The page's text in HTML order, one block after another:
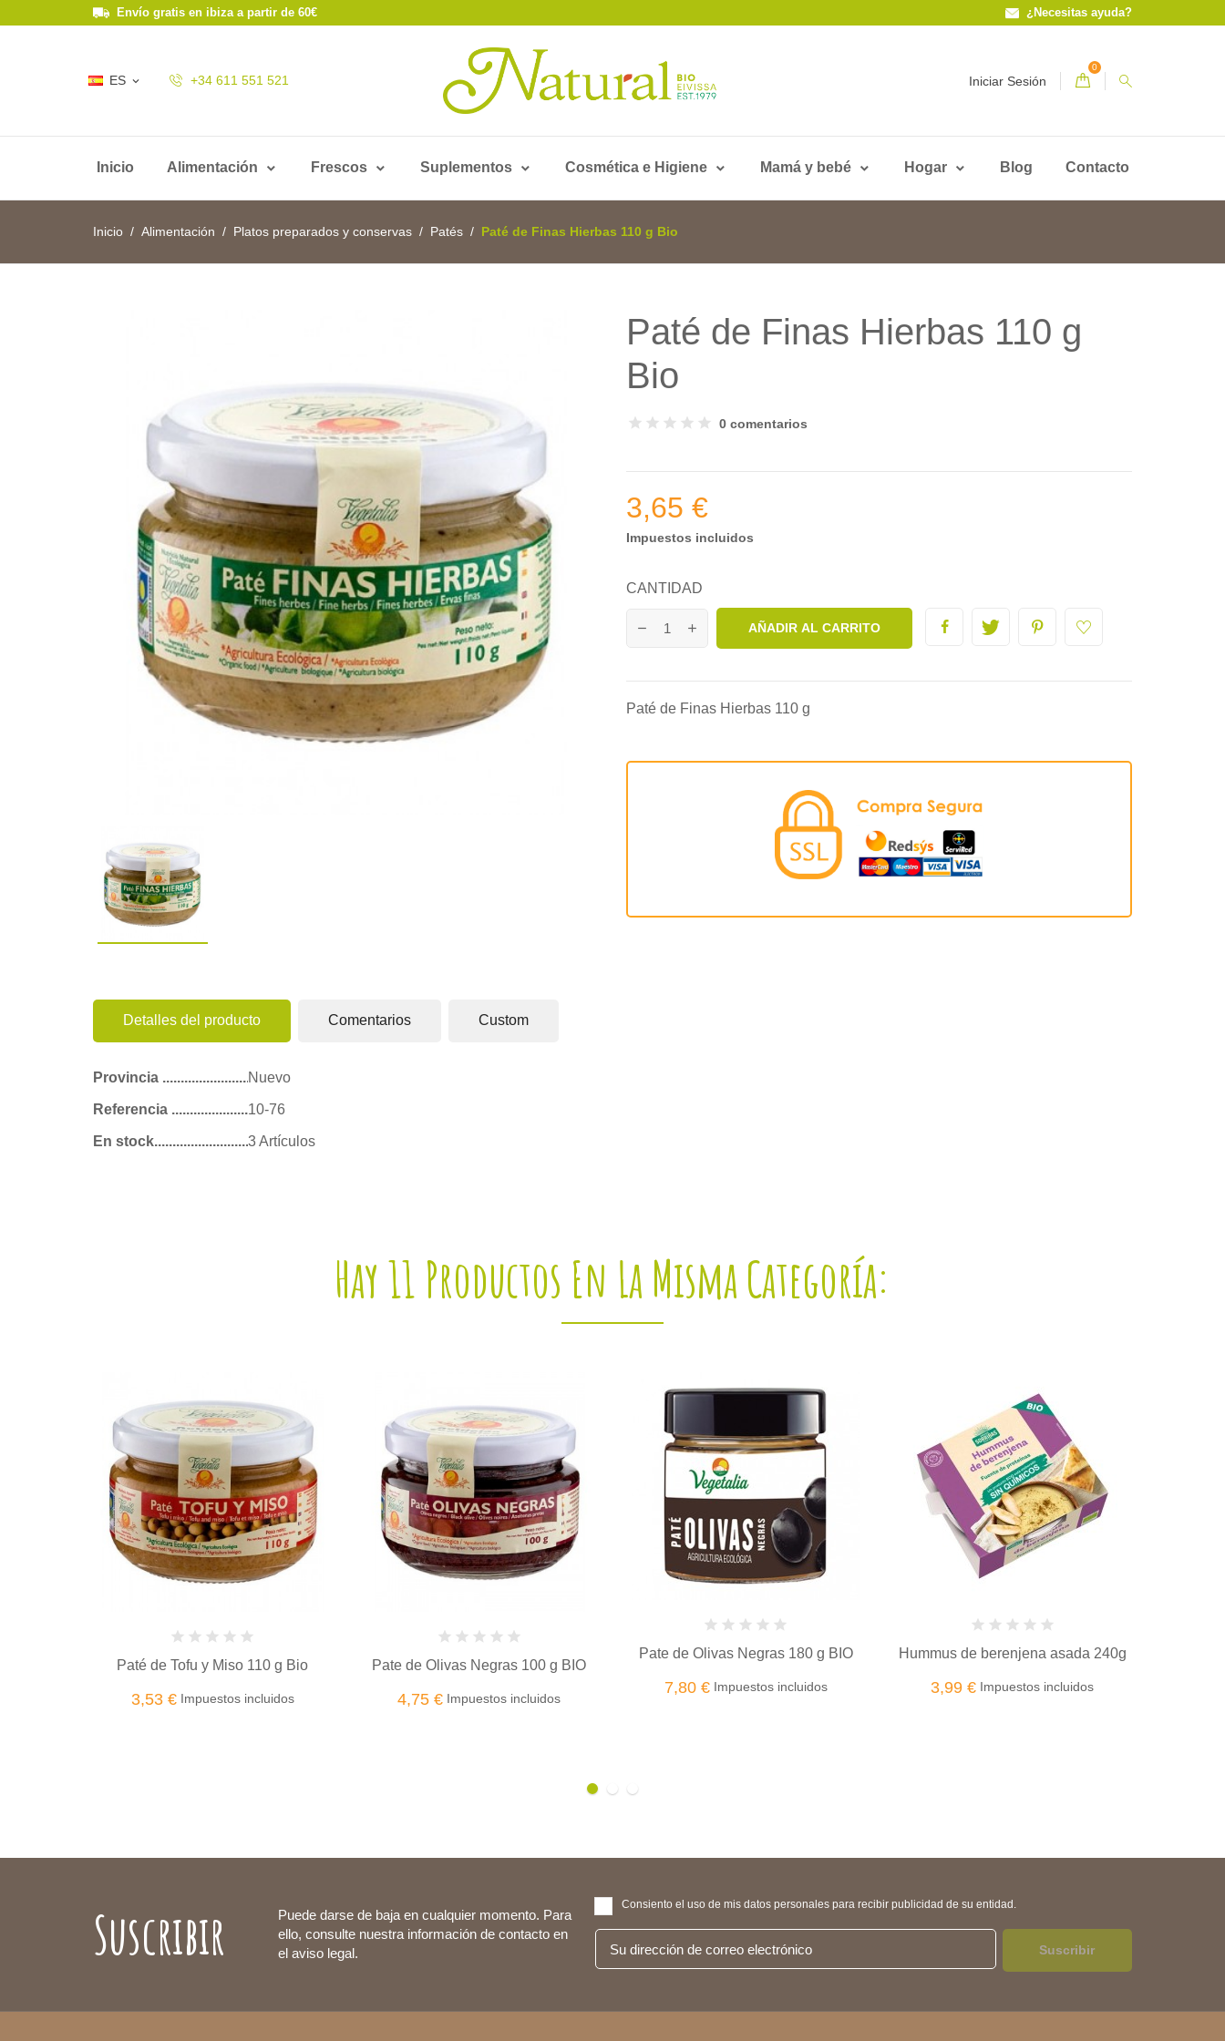
Envío gratis en ibiza a partir de 60€ ¿Necesitas ayuda?
ES  +34 611 551 521 Iniciar Sesión
0
Inicio Alimentación Frescos Suplementos Cosmética e Higiene Mamá y bebé Hogar Blog Contacto
Inicio Alimentación Platos preparados y conservas Patés Paté de Finas Hierbas 110 g Bio
Paté de Finas Hierbas 110 g
Bio
0 comentarios
3,65 €
Impuestos incluidos
CANTIDAD
AÑADIR AL CARRITO
Paté de Finas Hierbas 110 g
Detalles del producto Comentarios Custom
Provincia Nuevo
Referencia 10-76
En stock 3 Artículos
Hay 11 Productos En La Misma Categoría:
Pate de Olivas Negras 100 g BIO
4,75 €Impuestos incluidos
Hummus de berenjena asada 240g
3,99 €Impuestos incluidos
Hummus de olivas de aragón 240g
Suscribir
Puede darse de baja en cualquier momento. Para
ello, consulte nuestra información de contacto en
el aviso legal.
Consiento el uso de mis datos personales para recibir publicidad de su entidad.
Suscribir